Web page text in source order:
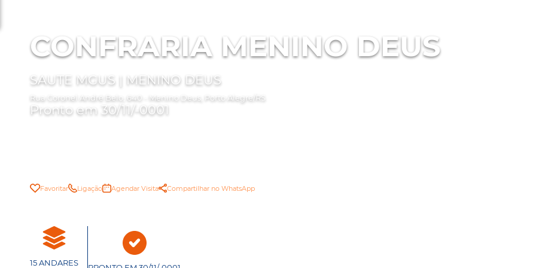
CONFRARIA MENINO DEUS
SAUTE MGUS | MENINO DEUS
Rua Coronel André Belo, 640 - Menino Deus, Porto Alegre/RS
Pronto em 30/11/-0001
Favoritar Ligação Agendar Visita Compartilhar no WhatsApp
15 ANDARES